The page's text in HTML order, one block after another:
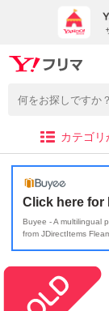
カテゴリ
Click here for
Buyee - A multilingual
from JDirectItems